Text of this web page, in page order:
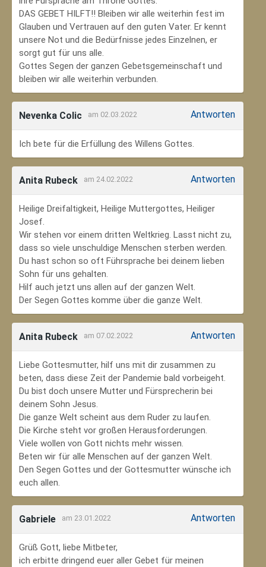
DAS GEBET HILFT!! Bleiben wir alle weiterhin fest im
Glauben und Vertrauen auf den guten Vater. Er kennt
unsere Not und die Bedürfnisse jedes Einzelnen, er
sorgt gut für uns alle.
Gottes Segen der ganzen Gebetsgemeinschaft und
bleiben wir alle weiterhin verbunden.
Nevenka Colic am 02.03.2022 Antworten
Ich bete für die Erfüllung des Willens Gottes.
Anita Rubeck am 24.02.2022 Antworten
Heilige Dreifaltigkeit, Heilige Muttergottes, Heiliger
Josef.
Wir stehen vor einem dritten Weltkrieg. Lasst nicht zu,
dass so viele unschuldige Menschen sterben werden.
Du hast schon so oft Führsprache bei deinem lieben
Sohn für uns gehalten.
Hilf auch jetzt uns allen auf der ganzen Welt.
Der Segen Gottes komme über die ganze Welt.
Anita Rubeck am 07.02.2022 Antworten
Liebe Gottesmutter, hilf uns mit dir zusammen zu
beten, dass diese Zeit der Pandemie bald vorbeigeht.
Du bist doch unsere Mutter und Fürsprecherin bei
deinem Sohn Jesus.
Die ganze Welt scheint aus dem Ruder zu laufen.
Die Kirche steht vor großen Herausforderungen.
Viele wollen von Gott nichts mehr wissen.
Beten wir für alle Menschen auf der ganzen Welt.
Den Segen Gottes und der Gottesmutter wünsche ich
euch allen.
Gabriele am 23.01.2022 Antworten
Grüß Gott, liebe Mitbeter,
ich erbitte dringend euer aller Gebet für meinen